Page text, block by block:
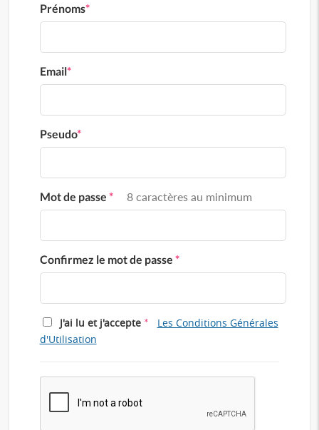
Prénoms*
Email*
Pseudo*
Mot de passe * 8 caractères au minimum
Confirmez le mot de passe *
J'ai lu et j'accepte *
Les Conditions Générales
d'Utilisation